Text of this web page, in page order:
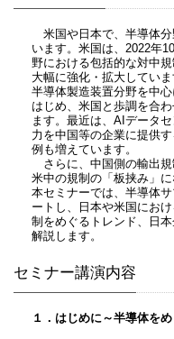
米国や日本で、半導体分
います。米国は、2022年
野における包括的な対中
大幅に強化・拡大してい
半導体製造装置分野を中
はじめ、米国と歩調を合
ます。最近は、AIデータ
力を中国等の企業に提供
例も増えています。
さらに、中国側の輸出規
米中の規制の「板挟み」
本セミナーでは、半導体
ートし、日本や米国にお
制をめぐるトレンド、日
解説します。
セミナー講演内容
１．はじめに～半導体を